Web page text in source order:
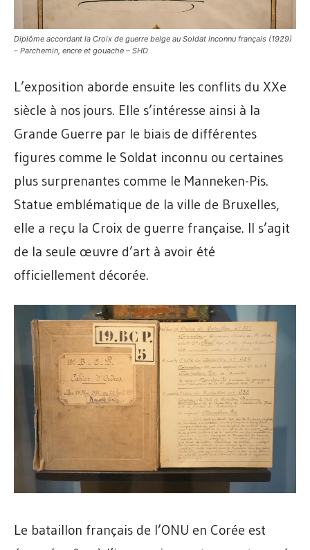
Diplôme accordant la Croix de guerre belge au Soldat inconnu français (1929)
– Parchemin, encre et gouache – SHD
L’exposition aborde ensuite les conflits du XXe
siècle à nos jours. Elle s’intéresse ainsi à la
Grande Guerre par le biais de différentes
figures comme le Soldat inconnu ou certaines
plus surprenantes comme le Manneken-Pis.
Statue emblématique de la ville de Bruxelles,
elle a reçu la Croix de guerre française. Il s’agit
de la seule œuvre d’art à avoir été
officiellement décorée.
Le bataillon français de l’ONU en Corée est